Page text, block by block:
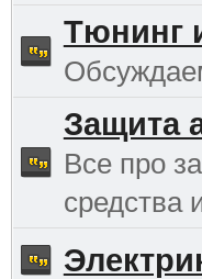
Тюнинг
Защита
Все про
средства